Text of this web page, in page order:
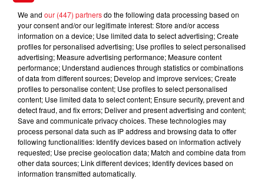
ACCUEIL RADIO JEUX ACTUALITÉS
SORTIR EN ALSACE CONTACT
We and our (447) partnersdo the following data processing based on
your consent and/or our legitimate interest: Store and/or access
information on a device; Use limited data to select advertising; Create
profiles for personalised advertising; Use profiles to select personalised
advertising; Measure advertising performance; Measure content
performance; Understand audiences through statistics or combinations
of data from different sources; Develop and improve services; Create
profiles to personalise content; Use profiles to select personalised
content; Use limited data to select content; Ensure security, prevent and
detect fraud, and fix errors; Deliver and present advertising and content;
Save and communicate privacy choices. These technologies may
process personal data such as IP address and browsing data to offer
following functionalities: Identify devices based on information actively
requested; Use precise geolocation data; Match and combine data from
other data sources; Link different devices; Identify devices based on
information transmitted automatically.